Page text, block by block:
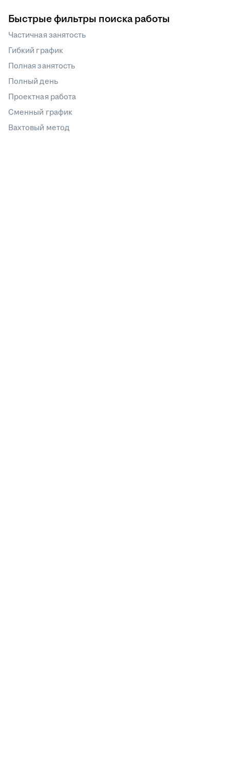
Быстрые фильтры поиска работы
Частичная занятость
Гибкий график
Полная занятость
Полный день
Проектная работа
Сменный график
Вахтовый метод